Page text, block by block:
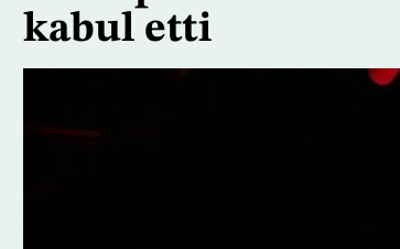
kabul etti